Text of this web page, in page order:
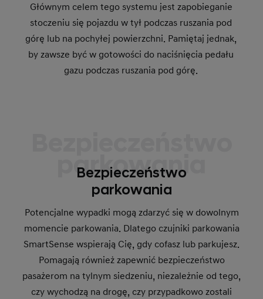
Głównym celem tego systemu jest zapobieganie
stoczeniu się pojazdu w tył podczas ruszania pod
górę lub na pochyłej powierzchni. Pamiętaj jednak,
by zawsze być w gotowości do naciśnięcia pedału
gazu podczas ruszania pod górę.
parkowania
Bezpieczeństwo
parkowania
Potencjalne wypadki mogą zdarzyć się w dowolnym
momencie parkowania. Dlatego czujniki parkowania
SmartSense wspierają Cię, gdy cofasz lub parkujesz.
Pomagają również zapewnić bezpieczeństwo
pasażerom na tylnym siedzeniu, niezależnie od tego,
czy wychodzą na drogę, czy przypadkowo zostali